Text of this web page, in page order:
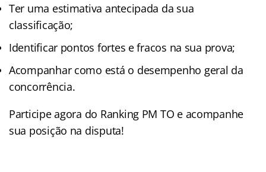
Ter uma estimativa antecipada da sua
classificação;
Identificar pontos fortes e fracos na sua prova;
Acompanhar como está o desempenho geral da
concorrência.
Participe agora do Ranking PM TO e acompanhe
sua posição na disputa!